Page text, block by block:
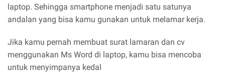
laptop. Sehingga smartphone menjadi satu satunya
andalan yang bisa kamu gunakan untuk melamar kerja.
Jika kamu pernah membuat surat lamaran dan cv
menggunakan Ms Word di laptop, kamu bisa mencoba
untuk menyimpanya kedal